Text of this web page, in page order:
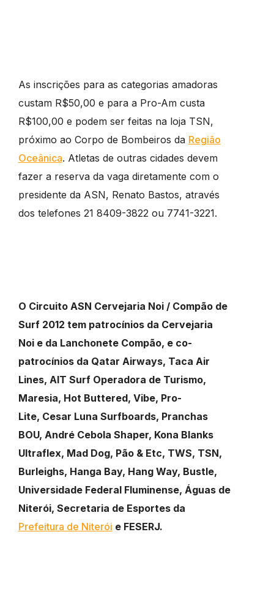
As inscrições para as categorias amadoras
custam R$50,00 e para a Pro-Am custa
R$100,00 e podem ser feitas na loja TSN,
próximo ao Corpo de Bombeiros da Região
Oceânica. Atletas de outras cidades devem
fazer a reserva da vaga diretamente com o
presidente da ASN, Renato Bastos, através
dos telefones 21 8409-3822 ou 7741-3221.
O Circuito ASN Cervejaria Noi / Compão de
Surf 2012 tem patrocínios da Cervejaria
Noi e da Lanchonete Compão, e co-
patrocínios da Qatar Airways, Taca Air
Lines, AIT Surf Operadora de Turismo,
Maresia, Hot Buttered, Vibe, Pro-
Lite, Cesar Luna Surfboards, Pranchas
BOU, André Cebola Shaper, Kona Blanks
Ultraflex, Mad Dog, Pão & Etc, TWS, TSN,
Burleighs, Hanga Bay, Hang Way, Bustle,
Universidade Federal Fluminense, Águas de
Niterói, Secretaria de Esportes da
Prefeitura de Niterói e FESERJ.